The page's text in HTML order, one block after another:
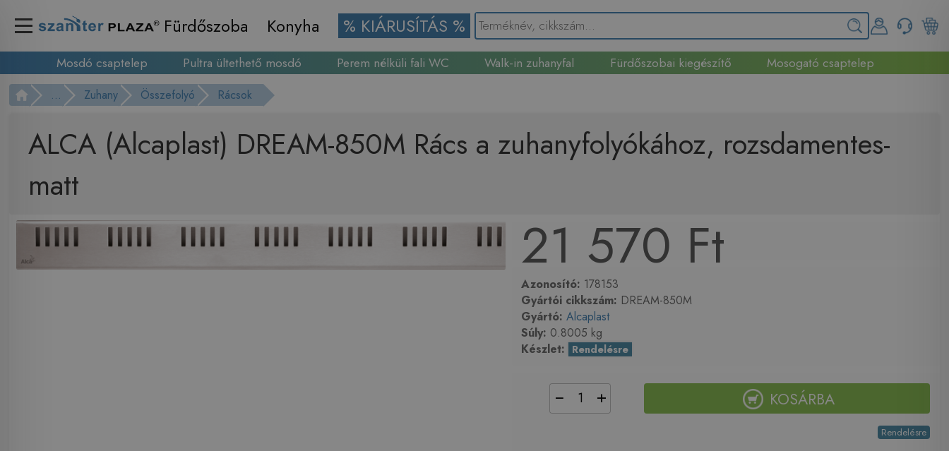
Fürdőszoba Konyha % KIÁRUSÍTÁS %
Mosdó csaptelep Pultra ültethető mosdó Perem nélküli fali WC Walk-in zuhanyfal Fürdőszobai kiegészítő
Mosogató csaptelep
... Zuhany Összefolyó Rácsok
ALCA (Alcaplast) DREAM-850M Rács a zuhanyfolyókához, rozsdamentes-
matt
21 570 Ft
Azonosító: 178153
Gyártói cikkszám: DREAM-850M
Gyártó: Alcaplast
Súly: 0.8005 kg
Készlet: Rendelésre
KOSÁRBA
− +
Rendelésre